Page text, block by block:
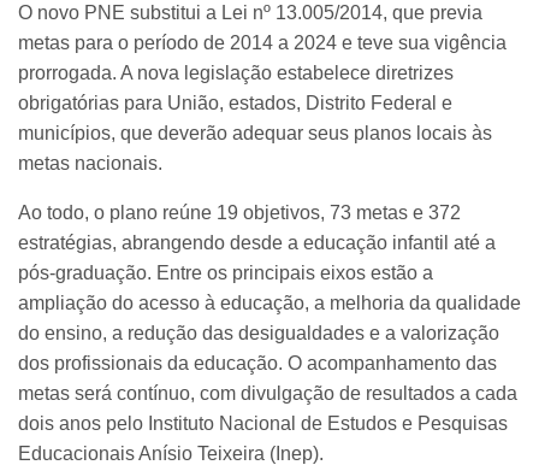
O novo PNE substitui a Lei nº 13.005/2014, que previa
metas para o período de 2014 a 2024 e teve sua vigência
prorrogada. A nova legislação estabelece diretrizes
obrigatórias para União, estados, Distrito Federal e
municípios, que deverão adequar seus planos locais às
metas nacionais.
Ao todo, o plano reúne 19 objetivos, 73 metas e 372
estratégias, abrangendo desde a educação infantil até a
pós-graduação. Entre os principais eixos estão a
ampliação do acesso à educação, a melhoria da qualidade
do ensino, a redução das desigualdades e a valorização
dos profissionais da educação. O acompanhamento das
metas será contínuo, com divulgação de resultados a cada
dois anos pelo Instituto Nacional de Estudos e Pesquisas
Educacionais Anísio Teixeira (Inep).